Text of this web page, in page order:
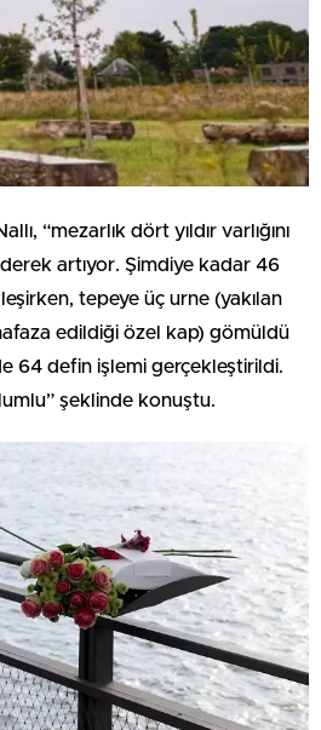
“mezarlık dört yıldır varlığını
artıyor. Şimdiye kadar 46
tepeye üç urne (yakılan
edildiği özel kap) gömüldü
64 defin işlemi gerçekleştirildi.
şeklinde konuştu.